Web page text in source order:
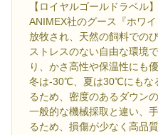
【ロイヤルゴールドラベル
ANIMEX社のグース『ホワ
放牧され、天然の飼料での
ストレスのない自由な環境
り、かさ高性や保温性にも
冬は-30℃、夏は30℃にもな
るため、密度のあるダウン
一般的な機械採取と違い、
るため、損傷が少なく高品